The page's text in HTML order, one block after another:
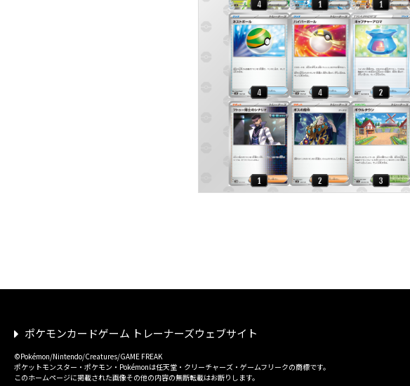
ポケモンカードゲーム トレーナーズウェブサイト
©Pokémon/Nintendo/Creatures/GAME FREAK
ポケットモンスター・ポケモン・Pokémonは任天堂・クリーチャーズ・ゲームフリークの商標です。
このホームページに掲載された画像その他の内容の無断転載はお断りします。